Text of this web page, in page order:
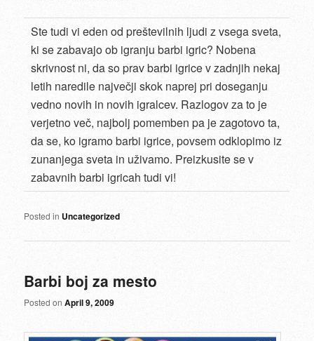
Ste tudi vi eden od preštevilnih ljudi z vsega sveta,
ki se zabavajo ob igranju barbi igric? Nobena
skrivnost ni, da so prav barbi igrice v zadnjih nekaj
letih naredile največji skok naprej pri doseganju
vedno novih in novih igralcev. Razlogov za to je
verjetno več, najbolj pomemben pa je zagotovo ta,
da se, ko igramo barbi igrice, povsem odklopimo iz
zunanjega sveta in uživamo. Preizkusite se v
zabavnih barbi igricah tudi vi!
Posted in Uncategorized
Barbi boj za mesto
Posted onApril 9, 2009